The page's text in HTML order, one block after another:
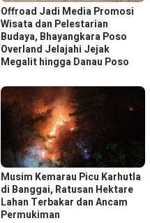
Offroad Jadi Media Promosi
Wisata dan Pelestarian
Budaya, Bhayangkara Poso
Overland Jelajahi Jejak
Megalit hingga Danau Poso
Musim Kemarau Picu Karhutla
di Banggai, Ratusan Hektare
Lahan Terbakar dan Ancam
Permukiman